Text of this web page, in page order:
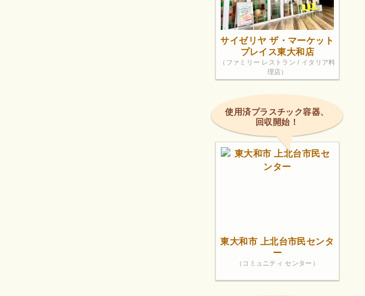
サイゼリヤ ザ・マーケット
プレイス東大和店
（ファミリー レストラン / イタリア料
理店）
使用済プラスチック容器、
回収開始！
東大和市 上北台市民センタ
ー
（コミュニティ センター）